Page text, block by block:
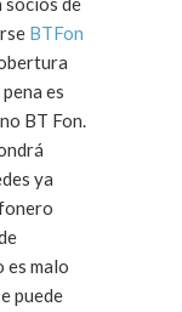
BTFon
BT Fon.
puede